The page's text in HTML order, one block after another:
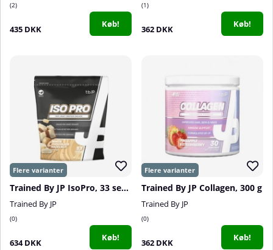
2
435 DKK Køb!
1
362 DKK Køb!
Trained By JP IsoPro, 33 serv.
Trained By JP
0
634 DKK Køb!
Trained By JP Collagen, 300 g
Trained By JP
0
362 DKK Køb!